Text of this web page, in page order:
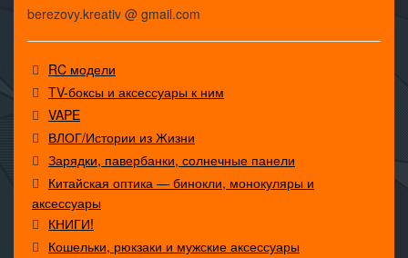
berezovy.kreativ @ gmail.com
RC модели
TV-боксы и аксессуары к ним
VAPE
ВЛОГ/Истории из Жизни
Зарядки, павербанки, солнечные панели
Китайская оптика — бинокли, монокуляры и
аксессуары
КНИГИ!
Кошельки, рюкзаки и мужские аксессуары